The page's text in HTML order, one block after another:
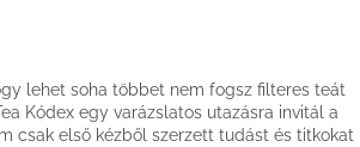
lehet soha többet nem fogsz filteres teát
Kódex egy varázslatos utazásra invitál a
csak első kézből szerzett tudást és titkokat